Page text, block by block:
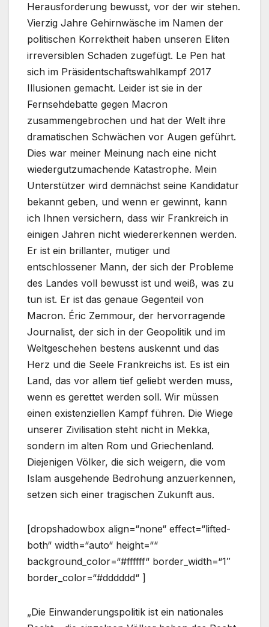
Herausforderung bewusst, vor der wir stehen.
Vierzig Jahre Gehirnwäsche im Namen der
politischen Korrektheit haben unseren Eliten
irreversiblen Schaden zugefügt. Le Pen hat
sich im Präsidentschaftswahlkampf 2017
Illusionen gemacht. Leider ist sie in der
Fernsehdebatte gegen Macron
zusammengebrochen und hat der Welt ihre
dramatischen Schwächen vor Augen geführt.
Dies war meiner Meinung nach eine nicht
wiedergutzumachende Katastrophe. Mein
Unterstützer wird demnächst seine Kandidatur
bekannt geben, und wenn er gewinnt, kann
ich Ihnen versichern, dass wir Frankreich in
einigen Jahren nicht wiedererkennen werden.
Er ist ein brillanter, mutiger und
entschlossener Mann, der sich der Probleme
des Landes voll bewusst ist und weiß, was zu
tun ist. Er ist das genaue Gegenteil von
Macron. Éric Zemmour, der hervorragende
Journalist, der sich in der Geopolitik und im
Weltgeschehen bestens auskennt und das
Herz und die Seele Frankreichs ist. Es ist ein
Land, das vor allem tief geliebt werden muss,
wenn es gerettet werden soll. Wir müssen
einen existenziellen Kampf führen. Die Wiege
unserer Zivilisation steht nicht in Mekka,
sondern im alten Rom und Griechenland.
Diejenigen Völker, die sich weigern, die vom
Islam ausgehende Bedrohung anzuerkennen,
setzen sich einer tragischen Zukunft aus.
[dropshadowbox align=“none“ effect=“lifted-
both“ width=“auto“ height=““
background_color=“#ffffff“ border_width=“1″
border_color=“#dddddd“ ]
„Die Einwanderungspolitik ist ein nationales